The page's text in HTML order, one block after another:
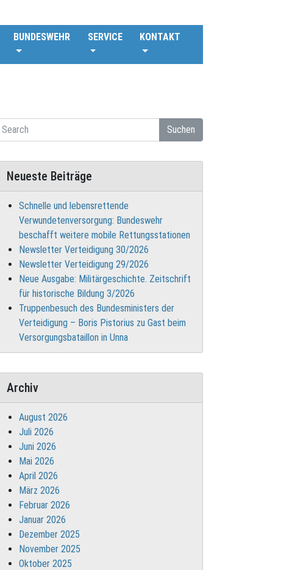
BUNDESWEHR SERVICE KONTAKT
Suchen
Neueste Beiträge
Schnelle und lebensrettende
Verwundetenversorgung: Bundeswehr
beschafft weitere mobile Rettungsstationen
Newsletter Verteidigung 30/2026
Newsletter Verteidigung 29/2026
Neue Ausgabe: Militärgeschichte. Zeitschrift
für historische Bildung 3/2026
Truppenbesuch des Bundesministers der
Verteidigung – Boris Pistorius zu Gast beim
Versorgungsbataillon in Unna
Archiv
August 2026
Juli 2026
Juni 2026
Mai 2026
April 2026
März 2026
Februar 2026
Januar 2026
Dezember 2025
November 2025
Oktober 2025